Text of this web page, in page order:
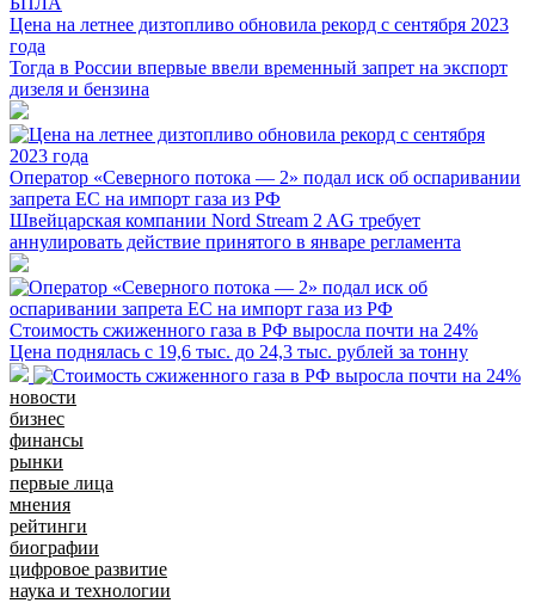
Цена на летнее дизтопливо обновила рекорд с сентября 2023
года
Тогда в России впервые ввели временный запрет на экспорт
дизеля и бензина
Оператор «Северного потока — 2» подал иск об оспаривании
запрета ЕС на импорт газа из РФ
Швейцарская компании Nord Stream 2 AG требует
аннулировать действие принятого в январе регламента
Стоимость сжиженного газа в РФ выросла почти на 24%
Цена поднялась с 19,6 тыс. до 24,3 тыс. рублей за тонну
новости
бизнес
финансы
рынки
первые лица
мнения
рейтинги
биографии
цифровое развитие
наука и технологии